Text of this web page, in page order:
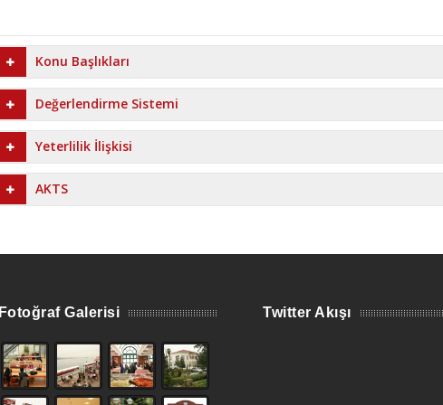
Konu Başlıkları
Değerlendirme Sistemi
Yeterlilik İlişkisi
AKTS
Fotoğraf Galerisi Twitter Akışı